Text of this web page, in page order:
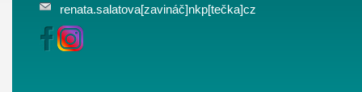
renata.salatova[zavináč]nkp[tečka]cz